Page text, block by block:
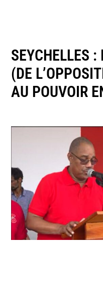
SEYCHELLES :
(DE
AU POUVOIR